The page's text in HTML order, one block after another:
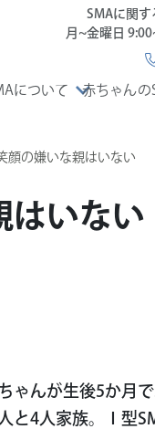
SMAに関す
月~金曜日
について 赤ちゃんの
の嫌いな親はいない
はいない
ゃんが生後5か月で
と4人家族。Ⅰ型